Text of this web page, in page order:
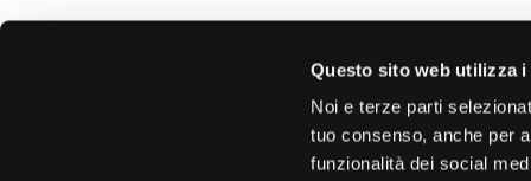
Questo sito web utilizza i
Noi e terze parti
tuo consenso, anche per
funzionalità dei social